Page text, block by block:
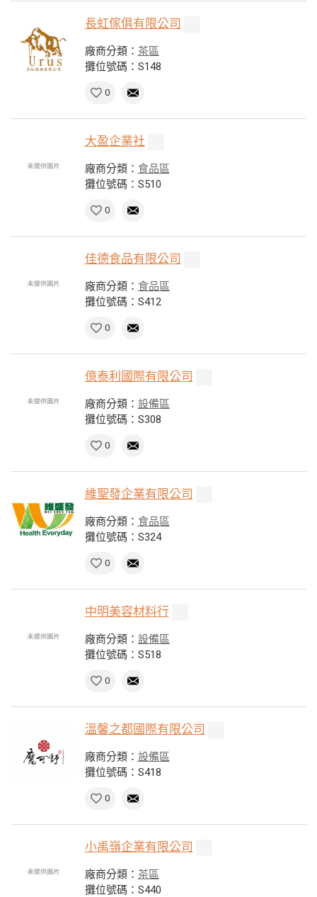
長虹傢俱有限公司
廠商分類： 茶區
攤位號碼：S148
0
大盈企業社
廠商分類： 食品區
攤位號碼：S510
0
佳德食品有限公司
廠商分類： 食品區
攤位號碼：S412
0
億泰利國際有限公司
廠商分類： 設備區
攤位號碼：S308
0
維聖發企業有限公司
廠商分類： 食品區
攤位號碼：S324
0
中明美容材料行
廠商分類： 設備區
攤位號碼：S518
0
溫馨之都國際有限公司
廠商分類： 設備區
攤位號碼：S418
0
小禹嶺企業有限公司
廠商分類： 茶區
攤位號碼：S440